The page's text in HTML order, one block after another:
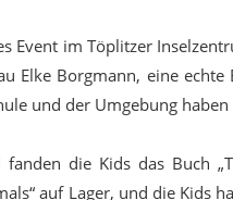
Event im Töplitzer
Elke Borgmann, eine
und der Umgebung
fanden die Kids das Buch
auf Lager, und die Kids